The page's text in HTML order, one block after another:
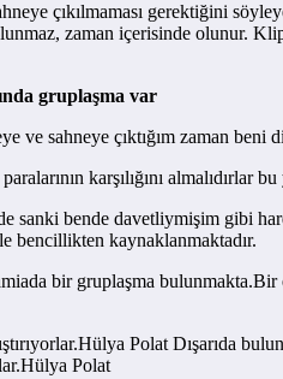
çıkılmaması gerektiğini
zaman içerisinde olunur.
gruplaşma var
ve sahneye çıktığım zaman
karşılığını
sanki bende davetliymişim gibi
bencillikten kaynaklanmaktadır.
bir gruplaşma bulunmakta.Bir
Polat Dışarıda
Polat